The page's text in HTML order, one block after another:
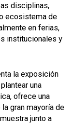
disciplinas,
ecosistema de
en ferias,
institucionales y
la exposición
una
ofrece una
gran mayoría de
junto a